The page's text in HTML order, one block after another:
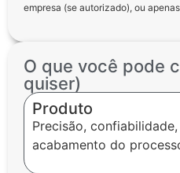
empresa (se autorizado), ou
O que você pode
quiser)
Produto
Precisão,
acabamento do